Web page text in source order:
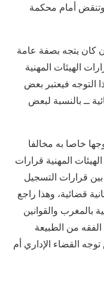
وتنقض أمام محكمة
كان يتجه بصفة عامة
الهيئات المهنية
التوجه فيعتبر بعض
ــ بالنسبة لبعض
خاصا به مخالفا
المهنية قرارات
قرارات التسجيل
قضائية، وهذا راجع
بالمغرب والقوانين
من الطبيعة
القضاء الإداري أم